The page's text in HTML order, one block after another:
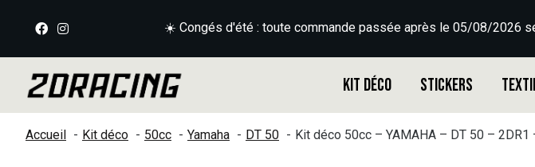
☀️ Congés d'été : toute commande passée après le 05/08/2026
Kit déco Stickers
Accueil Kit déco 50cc Yamaha DT 50 Kit déco 50cc – YAMAHA – DT 50 – 2DR1